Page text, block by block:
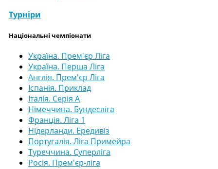
Турніри
Національні чемпіонати
Україна. Прем'єр Ліга
Україна. Перша Ліга
Англія. Прем'єр Ліга
Іспанія. Приклад
Італія. Серія А
Німеччина. Бундесліга
Франція. Ліга 1
Нідерланди. Ередивіз
Португалія. Ліга Примейра
Туреччина. Суперліга
Росія. Прем'єр-ліга